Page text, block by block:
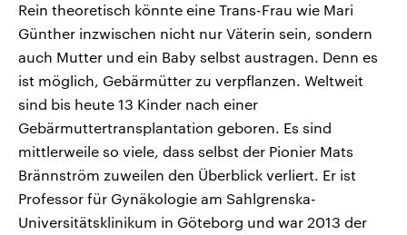
Rein theoretisch könnte eine Trans-Frau wie Mari
Günther inzwischen nicht nur Väterin sein, sondern
auch Mutter und ein Baby selbst austragen. Denn es
ist möglich, Gebärmütter zu verpflanzen. Weltweit
sind bis heute 13 Kinder nach einer
Gebärmuttertransplantation geboren. Es sind
mittlerweile so viele, dass selbst der Pionier Mats
Brännström zuweilen den Überblick verliert. Er ist
Professor für Gynäkologie am Sahlgrenska-
Universitätsklinikum in Göteborg und war 2013 der